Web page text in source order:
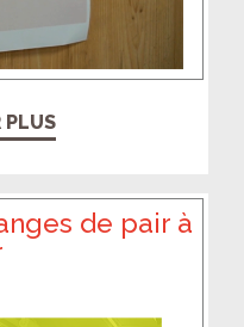
PLUS
de pair à